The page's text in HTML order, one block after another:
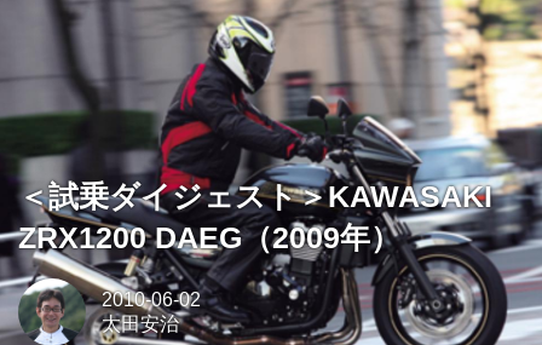
＜試乗ダイジェスト＞KAWASAKI
ZRX1200 DAEG（2009年）
2010-06-02
太田安治